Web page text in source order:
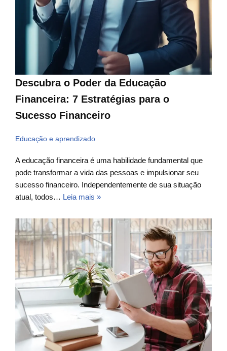
Descubra o Poder da Educação
Financeira: 7 Estratégias para o
Sucesso Financeiro
Educação e aprendizado
A educação financeira é uma habilidade fundamental que
pode transformar a vida das pessoas e impulsionar seu
sucesso financeiro. Independentemente de sua situação
atual, todos… Leia mais »